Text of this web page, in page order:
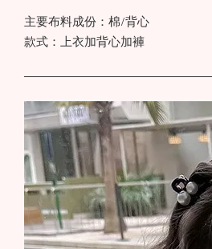
主要布料成份：棉/背心
款式：上衣加背心加褲